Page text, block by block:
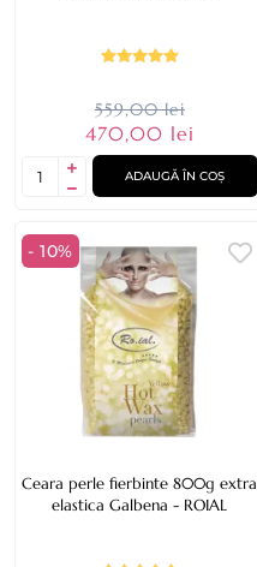
559,00 lei
470,00 lei
ADAUGĂ ÎN COȘ
- 10%
Ceara perle fierbinte 800g extra
elastica Galbena - ROIAL